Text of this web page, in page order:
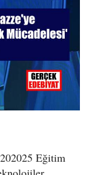
Eğitim